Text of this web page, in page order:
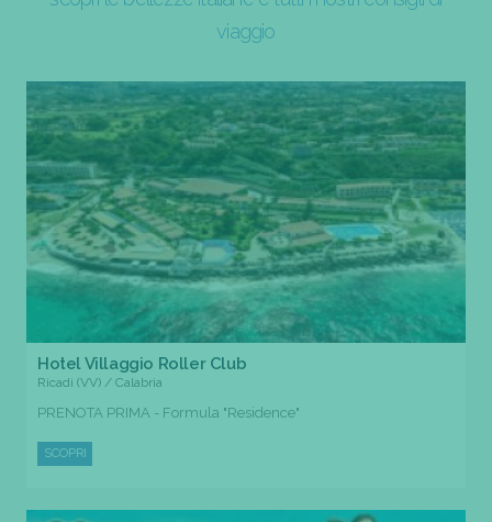
viaggio
Hotel Villaggio Roller Club
Ricadi (VV) / Calabria
PRENOTA PRIMA - Formula "Residence"
SCOPRI